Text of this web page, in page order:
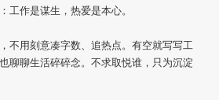
工作是谋生，热爱是本心。
不用刻意凑字数、追热点。有空就写写工
聊聊生活碎碎念。不求取悦谁，只为沉淀